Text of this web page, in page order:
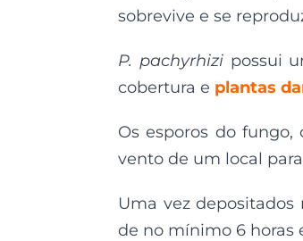
sobrevive e se
P. pachyrhizipossui
cobertura e plantas
Os esporos do
vento de um local
Uma vez depositados
de no mínimo 6 horas